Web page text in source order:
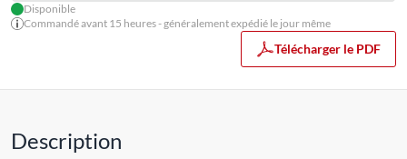
Disponible
Commandé avant 15 heures - généralement expédié le jour même
Télécharger le PDF
Description